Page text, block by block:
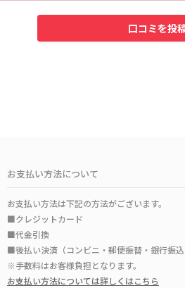
お支払い方法について
お支払い方法は下記の方法がございます。
■クレジットカード
■代金引換
■後払い決済（コンビニ・郵便振替・銀行振込
※手数料はお客様負担となります。
お支払い方法については詳しくはこちら